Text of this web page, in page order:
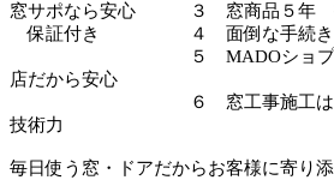
窓サポなら安心 ３ 窓商品５年
保証付き ４ 面倒な手続き
５ MADOショプ、
店だから安心
６ 窓工事施工は、６年
技術力
毎日使う窓・ドアだからお客様に寄り